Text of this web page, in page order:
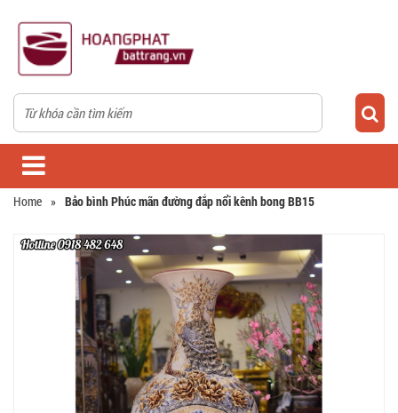
Home » Bảo bình Phúc mãn đường đắp nổi kênh bong BB15